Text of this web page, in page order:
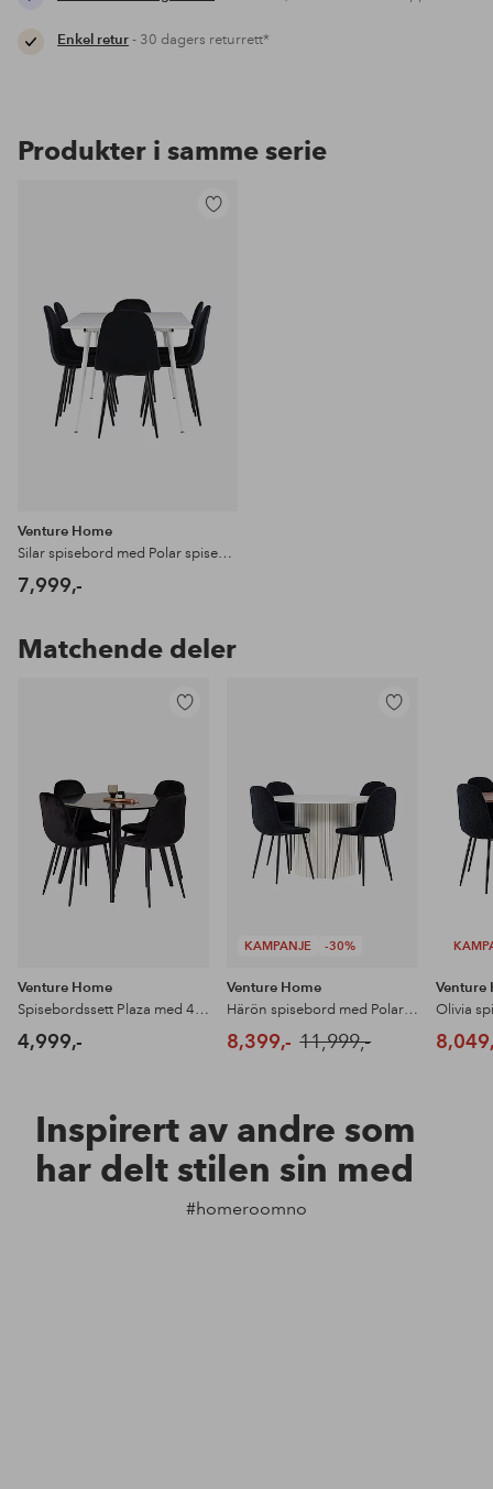
Enkel retur- 30 dagers returrett*
Produkter i samme serie
Venture Home
Silar spisebord med Polar spisestol
7,999,-
Matchende deler
Venture Home
Spisebordssett Plaza med 4 stoler Polar
4,999,-
KAMPANJE -30%
Venture Home
Härön spisebord med Polar spisestol
8,399,- 11,999,-
Venture
Inspirert av andre som
har delt stilen sin med
#homeroomno